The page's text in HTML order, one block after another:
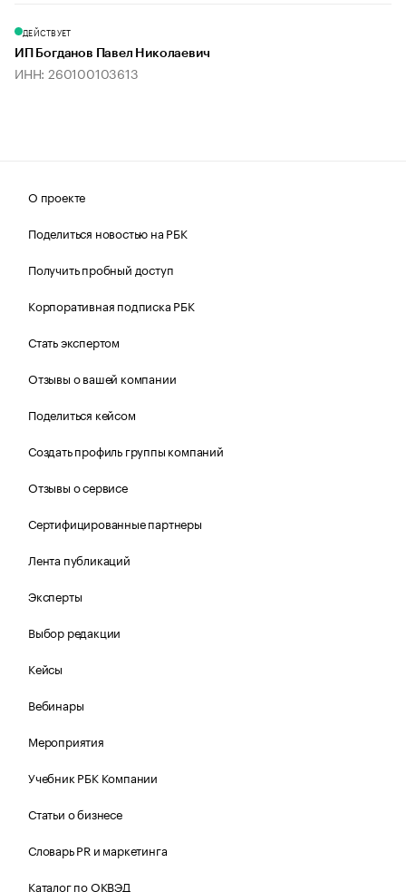
ДЕЙСТВУЕТ
ИП Богданов Павел Николаевич
ИНН: 260100103613
О проекте
Поделиться новостью на РБК
Получить пробный доступ
Корпоративная подписка РБК
Стать экспертом
Отзывы о вашей компании
Поделиться кейсом
Создать профиль группы компаний
Отзывы о сервисе
Сертифицированные партнеры
Лента публикаций
Эксперты
Выбор редакции
Кейсы
Вебинары
Мероприятия
Учебник РБК Компании
Статьи о бизнесе
Словарь PR и маркетинга
Каталог по ОКВЭД